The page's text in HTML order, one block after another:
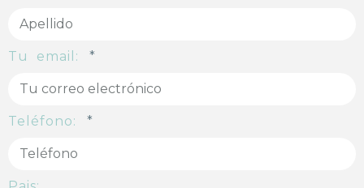
Tu email:
Teléfono: